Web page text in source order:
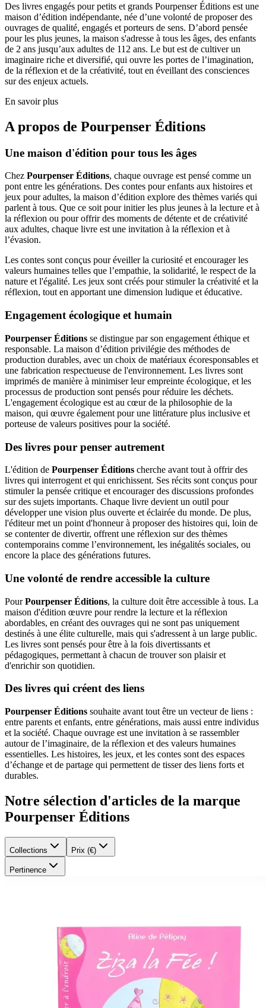
Des livres engagés pour petits et grands Pourpenser Éditions est une
maison d’édition indépendante, née d’une volonté de proposer des
ouvrages de qualité, engagés et porteurs de sens. D’abord pensée
pour les plus jeunes, la maison s'adresse à tous les âges, des enfants
de 2 ans jusqu’aux adultes de 112 ans. Le but est de cultiver un
imaginaire riche et diversifié, qui ouvre les portes de l’imagination,
de la réflexion et de la créativité, tout en éveillant des consciences
sur des enjeux actuels.
En savoir plus
A propos de Pourpenser Éditions
Une maison d'édition pour tous les âges
Chez Pourpenser Éditions, chaque ouvrage est pensé comme un
pont entre les générations. Des contes pour enfants aux histoires et
jeux pour adultes, la maison d’édition explore des thèmes variés qui
parlent à tous. Que ce soit pour initier les plus jeunes à la lecture et à
la réflexion ou pour offrir des moments de détente et de créativité
aux adultes, chaque livre est une invitation à la réflexion et à
l’évasion.
Les contes sont conçus pour éveiller la curiosité et encourager les
valeurs humaines telles que l’empathie, la solidarité, le respect de la
nature et l'égalité. Les jeux sont créés pour stimuler la créativité et la
réflexion, tout en apportant une dimension ludique et éducative.
Engagement écologique et humain
Pourpenser Éditions se distingue par son engagement éthique et
responsable. La maison d’édition privilégie des méthodes de
production durables, avec un choix de matériaux écoresponsables et
une fabrication respectueuse de l'environnement. Les livres sont
imprimés de manière à minimiser leur empreinte écologique, et les
processus de production sont pensés pour réduire les déchets.
L'engagement écologique est au cœur de la philosophie de la
maison, qui œuvre également pour une littérature plus inclusive et
porteuse de valeurs positives pour la société.
Des livres pour penser autrement
L'édition de Pourpenser Éditions cherche avant tout à offrir des
livres qui interrogent et qui enrichissent. Ses récits sont conçus pour
stimuler la pensée critique et encourager des discussions profondes
sur des sujets importants. Chaque livre devient un outil pour
développer une vision plus ouverte et éclairée du monde. De plus,
l'éditeur met un point d'honneur à proposer des histoires qui, loin de
se contenter de divertir, offrent une réflexion sur des thèmes
contemporains comme l’environnement, les inégalités sociales, ou
encore la place des générations futures.
Une volonté de rendre accessible la culture
PourPourpenser Éditions, la culture doit être accessible à tous. La
maison d'édition œuvre pour rendre la lecture et la réflexion
abordables, en créant des ouvrages qui ne sont pas uniquement
destinés à une élite culturelle, mais qui s'adressent à un large public.
Les livres sont pensés pour être à la fois divertissants et
pédagogiques, permettant à chacun de trouver son plaisir et
d'enrichir son quotidien.
Des livres qui créent des liens
Pourpenser Éditions souhaite avant tout être un vecteur de liens :
entre parents et enfants, entre générations, mais aussi entre individus
et la société. Chaque ouvrage est une invitation à se rassembler
autour de l’imaginaire, de la réflexion et des valeurs humaines
essentielles. Les histoires, les jeux, et les contes sont des espaces
d’échange et de partage qui permettent de tisser des liens forts et
durables.
Notre sélection d'articles de la marque
Pourpenser Éditions
Collections Prix (€)
Pertinence